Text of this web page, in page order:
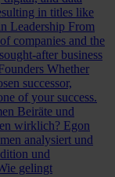
in titles like
Leadership From
companies and the
after business
Whether
successor,
of your success.
Beiräte und
wirklich? Egon
analysiert und
und
gelingt